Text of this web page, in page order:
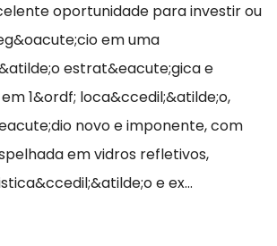
oportunidade para investir ou
em uma
estrat&eacute;gica e
1&ordf; loca&ccedil;&atilde;o,
novo e imponente, com
em vidros refletivos,
e ex...